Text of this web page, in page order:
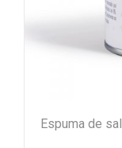
Espuma de sal